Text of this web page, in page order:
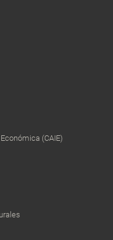
(CAIE)